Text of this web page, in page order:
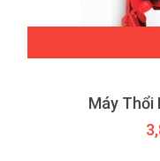
Máy Thổi